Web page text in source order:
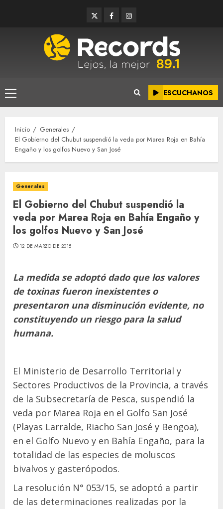
TwitterFacebookInstagram
Menú
principal
ESCUCHANOS
Inicio
Generales
El Gobierno del Chubut suspendió la veda por Marea Roja en Bahía
Engaño y los golfos Nuevo y San José
Generales
El Gobierno del Chubut suspendió la
veda por Marea Roja en Bahía Engaño y
los golfos Nuevo y San José
12 DE MARZO DE 2015
La medida se adoptó dado que los valores
de toxinas fueron inexistentes o
presentaron una disminución evidente, no
constituyendo un riesgo para la salud
humana.
El Ministerio de Desarrollo Territorial y
Sectores Productivos de la Provincia, a través
de la Subsecretaría de Pesca, suspendió la
veda por Marea Roja en el Golfo San José
(Playas Larralde, Riacho San José y Bengoa),
en el Golfo Nuevo y en Bahía Engaño, para la
totalidad de las especies de moluscos
bivalvos y gasterópodos.
La resolución N° 053/15, se adoptó a partir
de las determinaciones realizadas por la